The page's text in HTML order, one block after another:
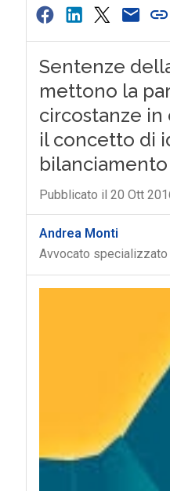
Sentenze
mettono la
circostanze in
il concetto di
Pubblicato il 20 Ott
Andrea Monti
Avvocato specializzato